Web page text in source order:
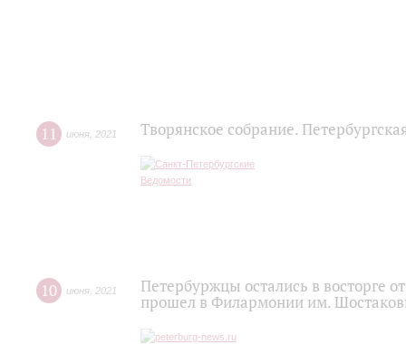
11 июня 2021 Творянское собрание.
10 июня 2021
Петербуржцы остались в восторге
прошел в Филармонии им.